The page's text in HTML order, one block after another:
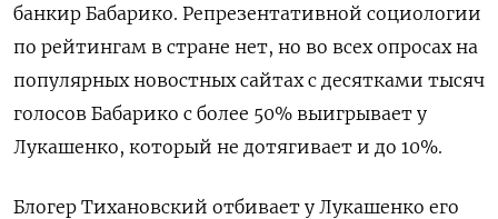
банкир Бабарико. Репрезентативной социологии
по рейтингам в стране нет, но во всех опросах на
популярных новостных сайтах с десятками тысяч
голосов Бабарико с более 50% выигрывает у
Лукашенко, который не дотягивает и до 10%.
Блогер Тихановский отбивает у Лукашенко его